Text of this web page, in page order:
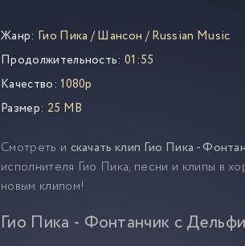
Жанр: Гио Пика /Шансон /Russian Music
Продолжительность: 01:55
Качество: 1080p
Размер: 25 MB
Смотреть и скачать клип Гио Пика -
исполнителя Гио Пика, песни и клипы в
новым клипом!
Гио Пика - Фонтанчик с